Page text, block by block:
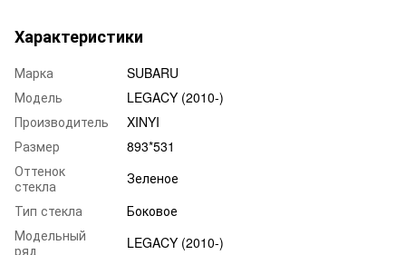
Характеристики
Марка
SUBARU
Модель
LEGACY (2010-)
Производитель
XINYI
Размер
893*531
Оттенок
стекла
Зеленое
Тип стекла
Боковое
Модельный
ряд
LEGACY (2010-)